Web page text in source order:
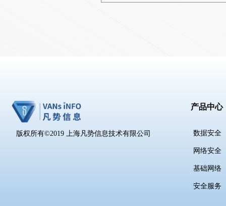
版权所有©2019 上海凡势信息技术有限公司
产品中心
数据安全
网络安全
基础网络
安全服务